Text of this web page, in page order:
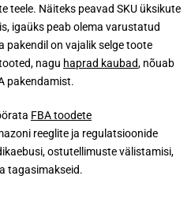
teele. Näiteks peavad SKU üksikute
igaüks peab olema varustatud
pakendil on vajalik selge toote
nagu haprad kaubad, nõuab
pakendamist.
FBA toodete
reeglite ja regulatsioonide
ostutellimuste välistamisi,
tagasimakseid.